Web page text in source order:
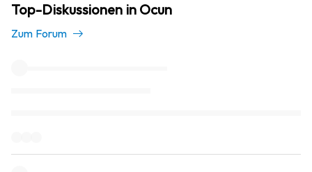
Top-Diskussionen in Ocun
Zum Forum